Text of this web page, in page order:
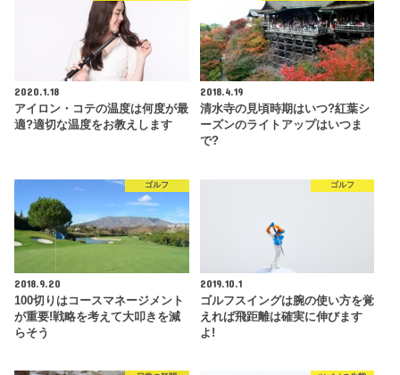
2020.1.18
アイロン・コテの温度は何度が最
適?適切な温度をお教えします
2018.4.19
清水寺の見頃時期はいつ?紅葉シ
ーズンのライトアップはいつま
で?
ゴルフ
2018.9.20
100切りはコースマネージメント
が重要!戦略を考えて大叩きを減
らそう
ゴルフ
2019.10.1
ゴルフスイングは腕の使い方を覚
えれば飛距離は確実に伸びます
よ!